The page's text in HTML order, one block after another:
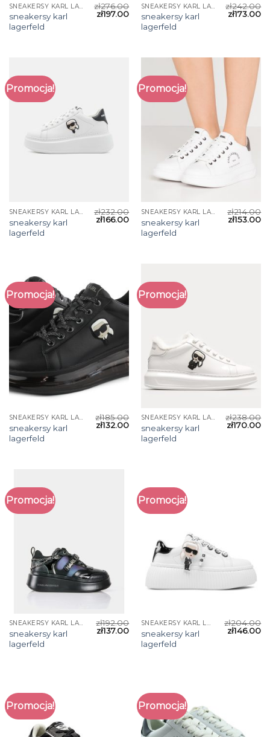
SNEAKERSY KARL LAGERFELD
sneakersy karl
lagerfeld
zł276.00
zł197.00
SNEAKERSY KARL LAGERFELD
sneakersy karl
lagerfeld
zł242.00
zł173.00
Promocja!
SNEAKERSY KARL LAGERFELD
sneakersy karl
lagerfeld
zł232.00
zł166.00
Promocja!
SNEAKERSY KARL LAGERFELD
sneakersy karl
lagerfeld
zł214.00
zł153.00
Promocja!
SNEAKERSY KARL LAGERFELD
sneakersy karl
lagerfeld
zł185.00
zł132.00
Promocja!
SNEAKERSY KARL LAGERFELD
sneakersy karl
lagerfeld
zł238.00
zł170.00
Promocja!
SNEAKERSY KARL LAGERFELD
sneakersy karl
lagerfeld
zł192.00
zł137.00
Promocja!
SNEAKERSY KARL LAGERFELD
sneakersy karl
lagerfeld
zł204.00
zł146.00
Promocja! Promocja!